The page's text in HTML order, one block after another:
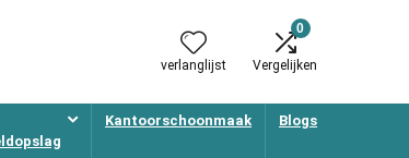
verlanglijst
0
Vergelijken
Kantoorschoonmaak Blogs